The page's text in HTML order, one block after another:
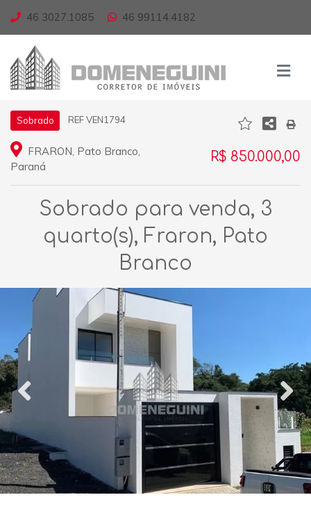
46 3027.1085 46 99114.4182
Sobrado REF VEN1794
FRARON, Pato Branco,
Paraná
R$ 850.000,00
Sobrado para venda, 3
quarto(s), Fraron, Pato
Branco